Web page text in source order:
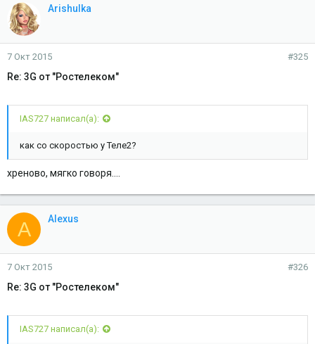
Arishulka
7 Окт 2015 #325
Re: 3G от "Ростелеком"
IAS727 написал(а):
как со скоростью у Теле2?
хреново, мягко говоря....
A Alexus
7 Окт 2015 #326
Re: 3G от "Ростелеком"
IAS727 написал(а):